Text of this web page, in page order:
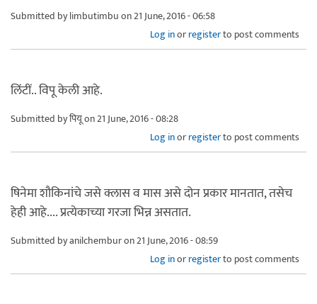
Submitted bylimbutimbuon 21 June, 2016 - 06:58
Log inorregisterto post comments
लिंटीं.. विपू केली आहे.
Submitted byपियूon 21 June, 2016 - 08:28
Log inorregisterto post comments
षिनेमा शौकिनांचे जसे क्लास व मास असे दोन प्रकार मानतात, तसेच
हेही आहे.... प्रत्येकाच्या गरजा भिन्न असतात.
Submitted byanilchemburon 21 June, 2016 - 08:59
Log inorregisterto post comments